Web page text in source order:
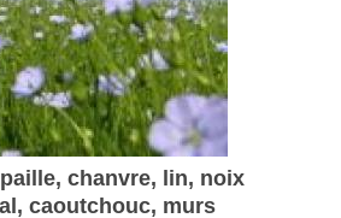
chanvre, lin, noix
caoutchouc, murs